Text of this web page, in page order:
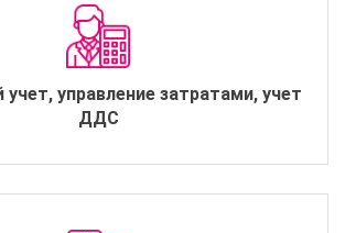
управление затратами, учет
ДДС